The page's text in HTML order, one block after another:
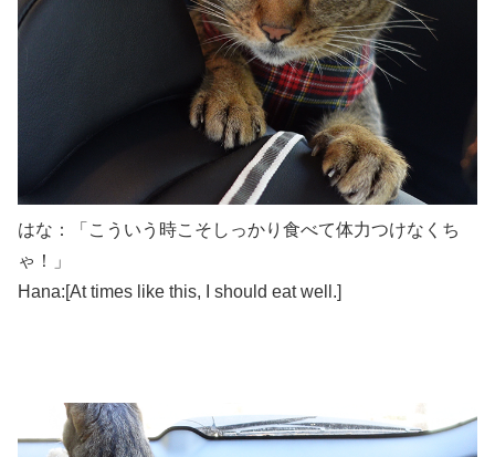
はな：「こういう時こそしっかり食べて体力つけなくち
ゃ！」
Hana:[At times like this, I should eat well.]